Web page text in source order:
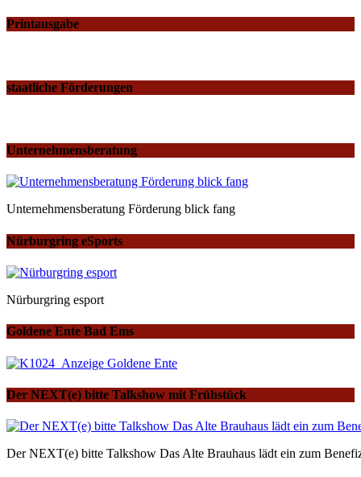
Printausgabe
staatliche Förderungen
Unternehmensberatung
Unternehmensberatung Förderung blick fang
Nürburgring eSports
Nürburgring esport
Goldene Ente Bad Ems
Der NEXT(e) bitte Talkshow mit Frühstück
Der NEXT(e) bitte Talkshow Das Alte Brauhaus lädt ein zum